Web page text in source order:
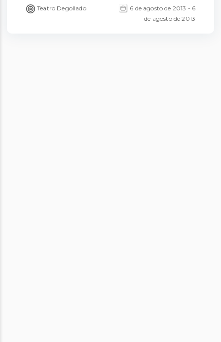
Teatro Degollado
6 de agosto de 2013 - 6
de agosto de 2013